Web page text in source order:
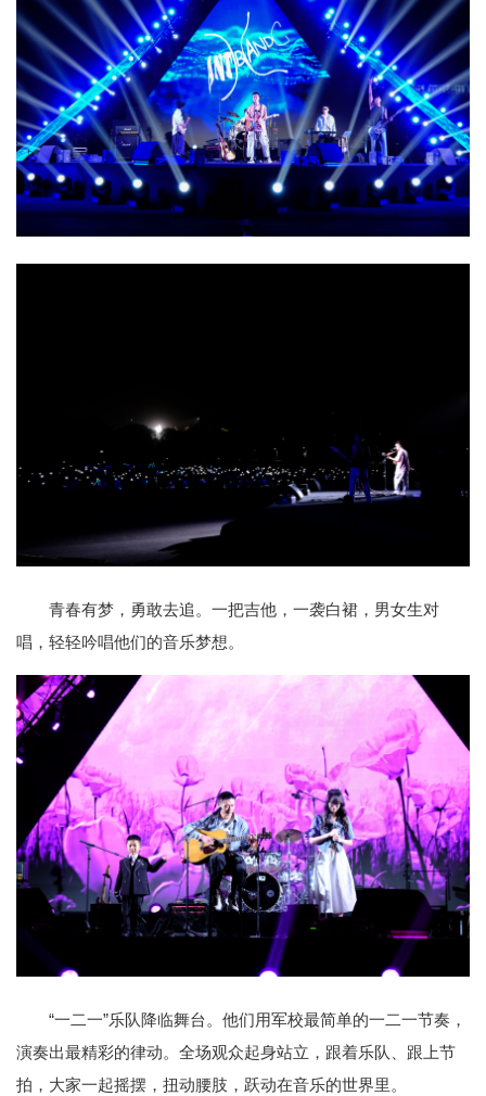
青春有梦，勇敢去追。一把吉他，一袭白裙，男女生对
唱，轻轻吟唱他们的音乐梦想。
“一二一”乐队降临舞台。他们用军校最简单的一二一节奏，
演奏出最精彩的律动。全场观众起身站立，跟着乐队、跟上节
拍，大家一起摇摆，扭动腰肢，跃动在音乐的世界里。